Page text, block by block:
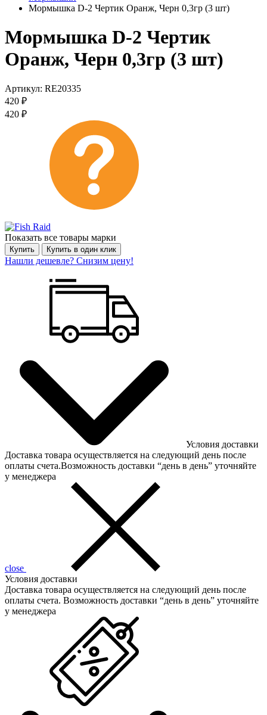
Мормышка D-2 Чертик Оранж, Черн 0,3гр (3 шт)
Мормышка D-2 Чертик
Оранж, Черн 0,3гр (3 шт)
Артикул: RE20335
420 ₽
420 ₽
Показать все товары марки
Купить Купить в один клик
Нашли дешевле? Снизим цену!
Условия доставки
Доставка товара осуществляется на следующий день после
оплаты счета.Возможность доставки “день в день” уточняйте
у менеджера
close
Условия доставки
Доставка товара осуществляется на следующий день после
оплаты счета. Возможность доставки “день в день” уточняйте
у менеджера